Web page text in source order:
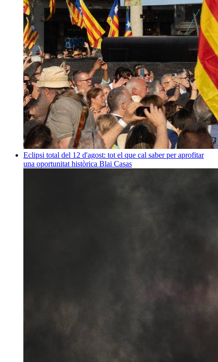
Eclipsi total del 12 d'agost: tot el que cal saber per aprofitar
una oportunitat històrica Blai Casas